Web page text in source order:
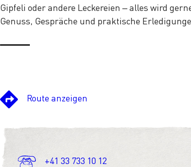
Gipfeli oder andere Leckereien – alles wird
Genuss, Gespräche und praktische
Route anzeigen
+41 33 733 10 12